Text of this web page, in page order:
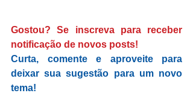
Gostou? Se inscreva para receber
notificação de novos posts!
Curta, comente e aproveite para
deixar sua sugestão para um novo
tema!